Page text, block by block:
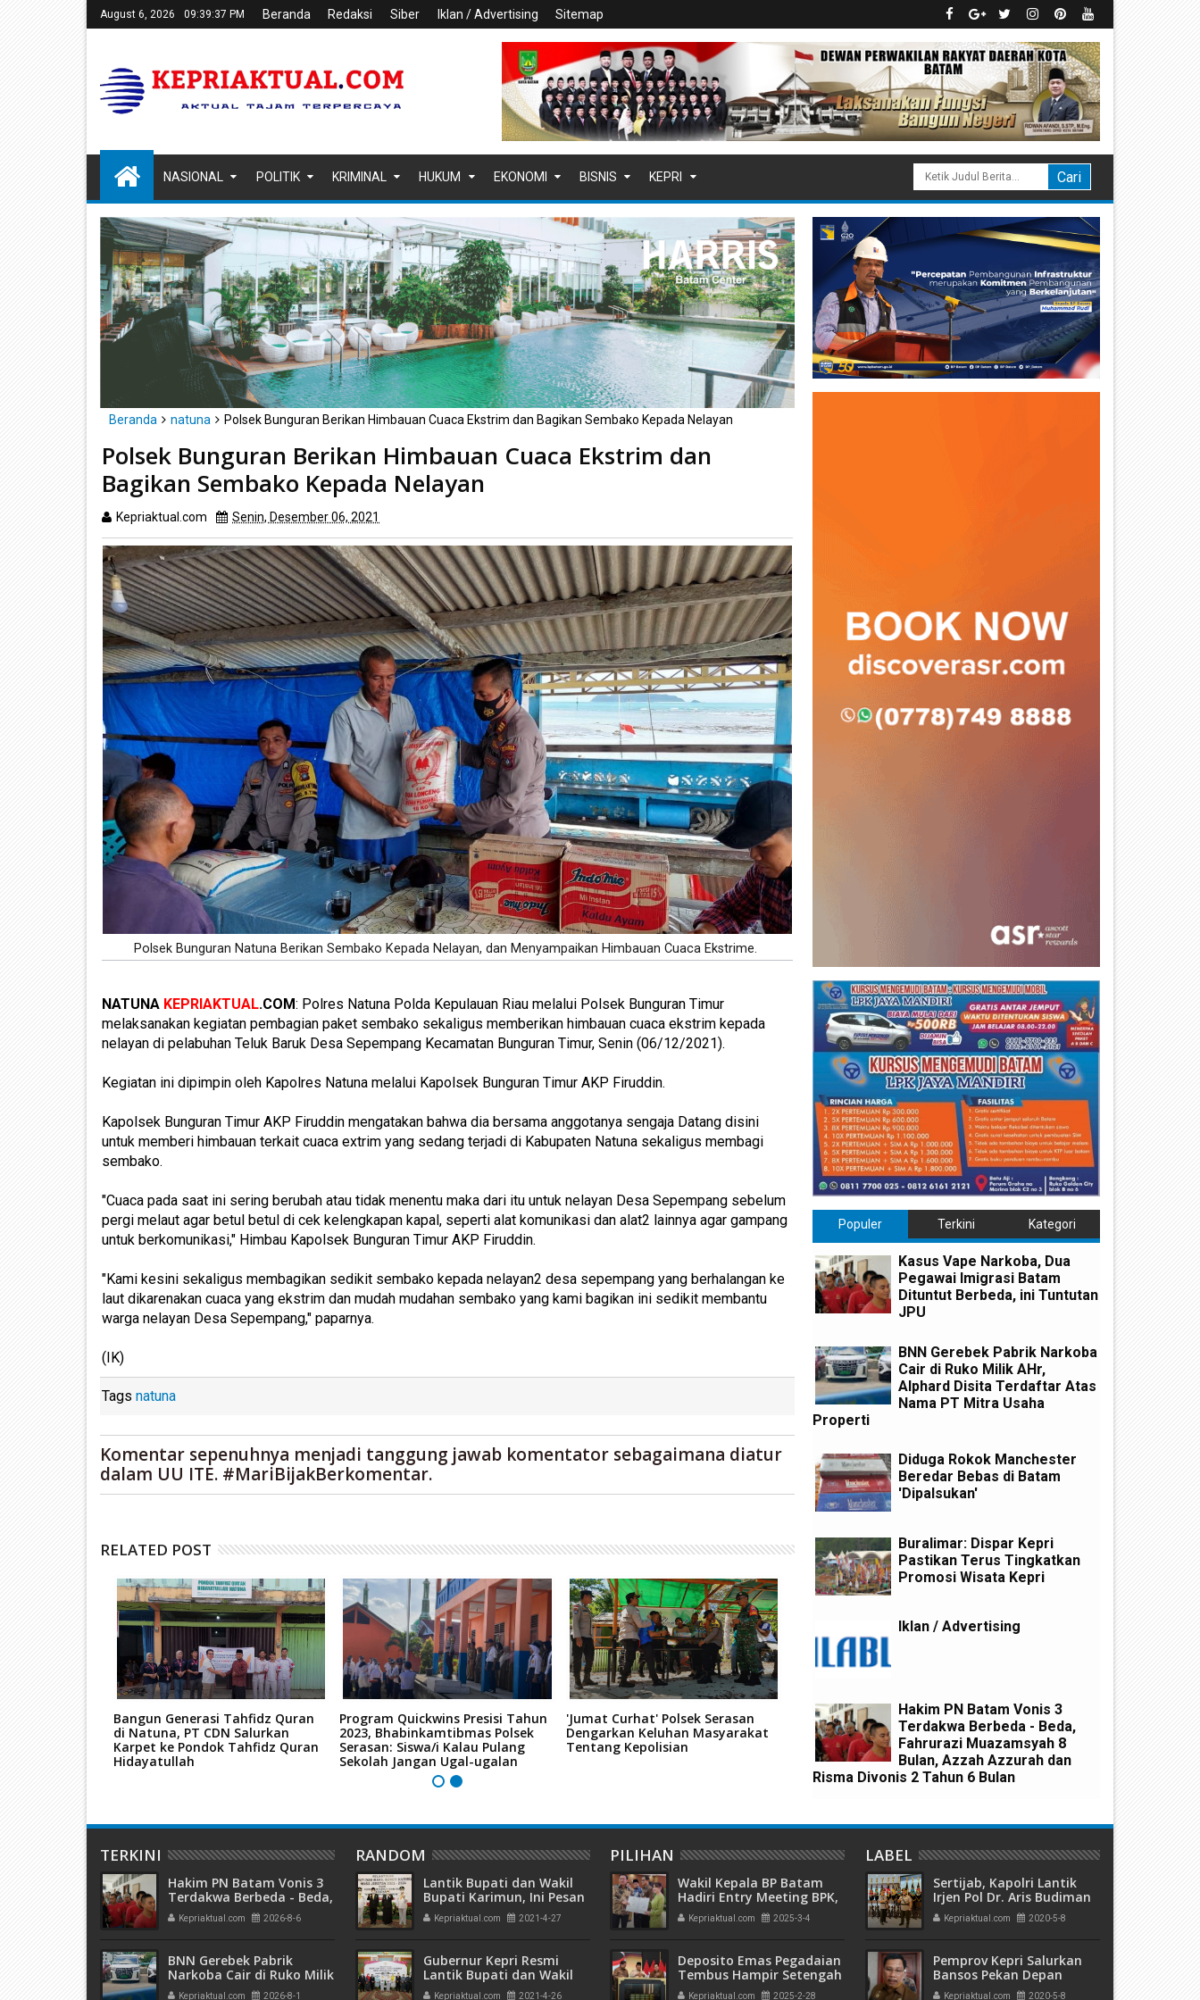
August 6, 2026 09:39:38 PM Beranda Redaksi Siber Iklan / Advertising Sitemap
NASIONAL POLITIK KRIMINAL HUKUM EKONOMI BISNIS KEPRI
Beranda natuna Polsek Bunguran Berikan Himbauan Cuaca Ekstrim dan Bagikan Sembako Kepada Nelayan
Polsek Bunguran Berikan Himbauan Cuaca Ekstrim dan
Bagikan Sembako Kepada Nelayan
Kepriaktual.com Senin, Desember 06, 2021
Polsek Bunguran Natuna Berikan Sembako Kepada Nelayan, dan Menyampaikan Himbauan Cuaca Ekstrime.
NATUNA KEPRIAKTUAL.COM: Polres Natuna Polda Kepulauan Riau melalui Polsek Bunguran Timur
melaksanakan kegiatan pembagian paket sembako sekaligus memberikan himbauan cuaca ekstrim kepada
nelayan di pelabuhan Teluk Baruk Desa Sepempang Kecamatan Bunguran Timur, Senin (06/12/2021).
Kegiatan ini dipimpin oleh Kapolres Natuna melalui Kapolsek Bunguran Timur AKP Firuddin.
Kapolsek Bunguran Timur AKP Firuddin mengatakan bahwa dia bersama anggotanya sengaja Datang disini
untuk memberi himbauan terkait cuaca extrim yang sedang terjadi di Kabupaten Natuna sekaligus membagi
sembako.
"Cuaca pada saat ini sering berubah atau tidak menentu maka dari itu untuk nelayan Desa Sepempang sebelum
pergi melaut agar betul betul di cek kelengkapan kapal, seperti alat komunikasi dan alat2 lainnya agar gampang
untuk berkomunikasi," Himbau Kapolsek Bunguran Timur AKP Firuddin.
"Kami kesini sekaligus membagikan sedikit sembako kepada nelayan2 desa sepempang yang berhalangan ke
laut dikarenakan cuaca yang ekstrim dan mudah mudahan sembako yang kami bagikan ini sedikit membantu
warga nelayan Desa Sepempang," paparnya.
(IK)
Tags natuna
Komentar sepenuhnya menjadi tanggung jawab komentator sebagaimana diatur
dalam UU ITE. #MariBijakBerkomentar.
RELATED POST
Bangun Generasi Tahfidz Quran
di Natuna, PT CDN Salurkan
Karpet ke Pondok Tahfidz Quran
Hidayatullah
Program Quickwins Presisi Tahun
2023, Bhabinkamtibmas Polsek
Serasan: Siswa/i Kalau Pulang
Sekolah Jangan Ugal-ugalan
'Jumat Curhat' Polsek Serasan
Dengarkan Keluhan Masyarakat
Tentang Kepolisian
Kunjungan Silaturahim Panwaslu
Kecamatan Serasan Disambut
Baik Kapolsek
Polsek Serasan Monitoring
Pengamanan Pengundian
Urut Cakades di 8 Desa
Populer Terkini Kategori
Kasus Vape Narkoba, Dua
Pegawai Imigrasi Batam
Dituntut Berbeda, ini Tuntutan
JPU
BNN Gerebek Pabrik Narkoba
Cair di Ruko Milik AHr,
Alphard Disita Terdaftar Atas
Nama PT Mitra Usaha
Properti
Diduga Rokok Manchester
Beredar Bebas di Batam
'Dipalsukan'
Buralimar: Dispar Kepri
Pastikan Terus Tingkatkan
Promosi Wisata Kepri
Iklan / Advertising
Hakim PN Batam Vonis 3
Terdakwa Berbeda - Beda,
Fahrurazi Muazamsyah 8
Bulan, Azzah Azzurah dan
Risma Divonis 2 Tahun 6 Bulan
TERKINI
Hakim PN Batam Vonis 3
Terdakwa Berbeda - Beda,
Fahrurazi Muazamsyah 8
Bulan, Azzah Azzurah dan
Bulan
Kepriaktual.com 2026-8-6
BNN Gerebek Pabrik
Narkoba Cair di Ruko Milik
AHr, Alphard Disita
Kepriaktual.com 2026-8-1
RANDOM
Lantik Bupati dan Wakil
Bupati Karimun, Ini Pesan
Gubernur Kepri
Kepriaktual.com 2021-4-27
Gubernur Kepri Resmi
Lantik Bupati dan Wakil
Bupati Karimun
Kepriaktual.com 2021-4-26
PILIHAN
Wakil Kepala BP Batam
Hadiri Entry Meeting BPK,
Komitmen Wujudkan
Pengelolaan Keuangan
Akuntabel
Kepriaktual.com 2025-3-4
Deposito Emas Pegadaian
Tembus Hampir Setengah
Ton, Sehari Setelah
Kepriaktual.com 2025-2-28
LABEL
Sertijab, Kapolri Lantik
Irjen Pol Dr. Aris Budiman
Sebagai Kapolda Kepri
Kepriaktual.com 2020-5-8
Pemprov Kepri Salurkan
Bansos Pekan Depan
Kepada Warga
Kepriaktual.com 2020-5-8